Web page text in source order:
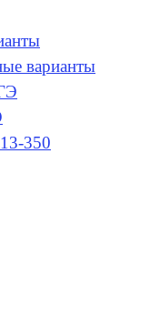
варианты
350